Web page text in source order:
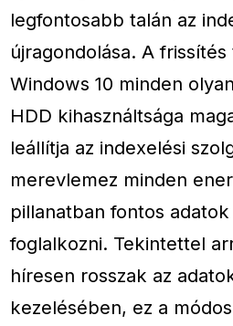
legfontosabb talán az
újragondolása. A
Windows 10 minden
HDD kihasználtsága
leállítja az indexelési
merevlemez minden
pillanatban fontos
foglalkozni. Tekintettel
híresen rosszak az
kezelésében, ez a